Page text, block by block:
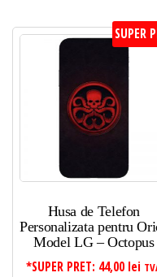
SUPER
Husa de Telefon
Personalizata pentru
Model LG – Octopus
*SUPER PRET: 44,00 lei